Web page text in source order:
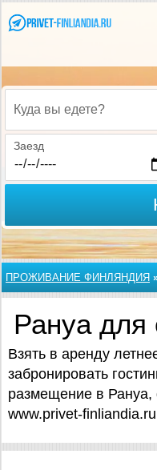
Куда вы едете?
Заезд
ПРОЖИВАНИЕ ФИНЛЯНДИЯ
Рануа для
Взять в аренду
забронировать
размещение в Рануа,
www.privet-